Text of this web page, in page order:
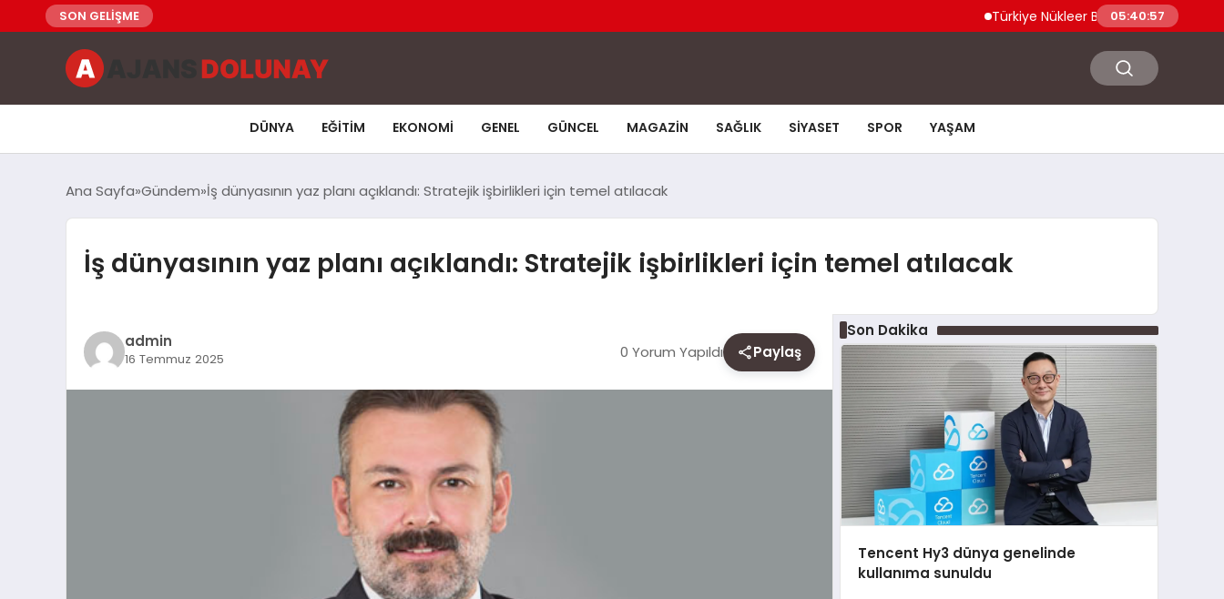
SON GELİŞME Türkiye Nükleer Bilim Olimpiyatı’na İlk Kez
05:40:58
DÜNYA EĞITIM EKONOMI GENEL GÜNCEL MAGAZIN SAĞLIK SIYASET SPOR YAŞAM
Ana Sayfa Gündem İş dünyasının yaz planı açıklandı: Stratejik işbirlikleri için temel atılacak
İş dünyasının yaz planı açıklandı: Stratejik işbirlikleri için temel atılacak
admin
16 Temmuz 2025 0 Yorum Yapıldı Paylaş
Son Dakika
Tencent Hy3 dünya genelinde
kullanıma sunuldu